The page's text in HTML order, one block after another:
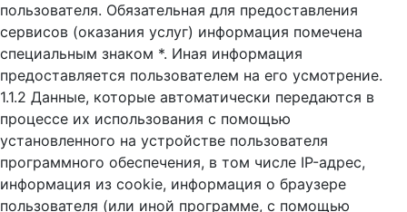
пользователя. Обязательная для предоставления
сервисов (оказания услуг) информация помечена
специальным знаком *. Иная информация
предоставляется пользователем на его усмотрение.
1.1.2 Данные, которые автоматически передаются в
процессе их использования с помощью
установленного на устройстве пользователя
программного обеспечения, в том числе IP-адрес,
информация из cookie, информация о браузере
пользователя (или иной программе, с помощью